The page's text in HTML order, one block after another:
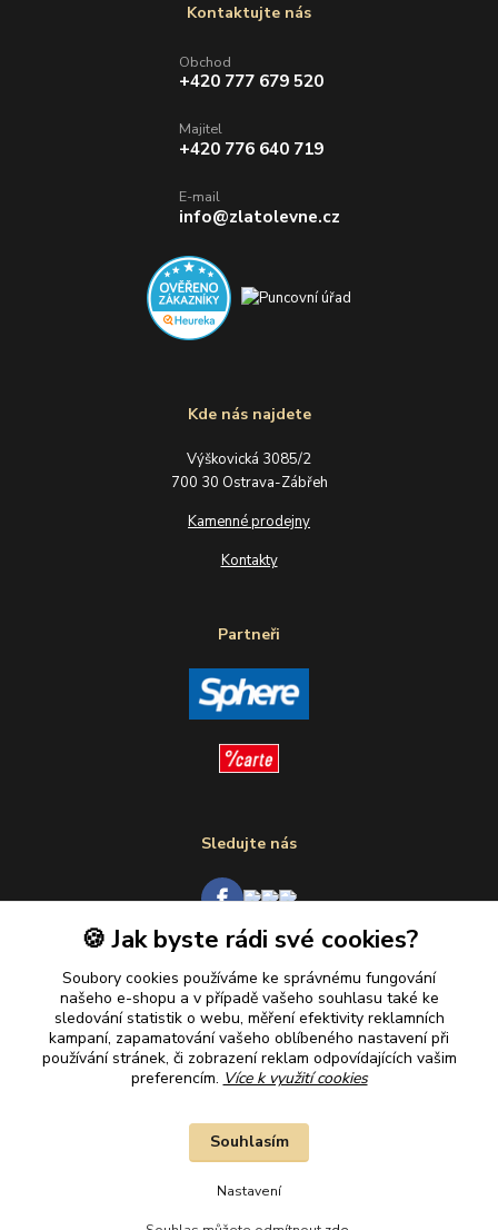
Kde nás najdete
Výškovická 3085/2
700 30 Ostrava-Zábřeh
Kamenné prodejny
Kontakty
Partneři
Sledujte nás
Kontaktujte nás
Obchod
+420 777 679 520
Majitel
+420 776 640 719
E-mail
info@zlatolevne.cz
🍪 Jak byste rádi své cookies?
Soubory cookies používáme ke správnému fungování
našeho e-shopu a v případě vašeho souhlasu také ke
sledování statistik o webu, měření efektivity reklamních
kampaní, zapamatování vašeho oblíbeného nastavení při
používání stránek, či zobrazení reklam odpovídajících vašim
preferencím. Více k využití cookies
Nastavení
Souhlasím